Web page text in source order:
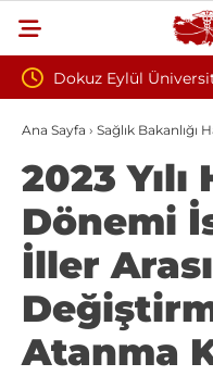
Sözleşmeli Personel
Ana Sayfa › Sağlık Bakanlığı
2023
Dönemi
İller
Atanma